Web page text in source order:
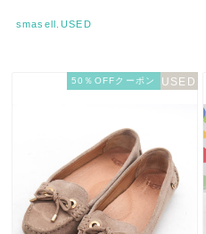
smasell.USED
50％OFFクーポン